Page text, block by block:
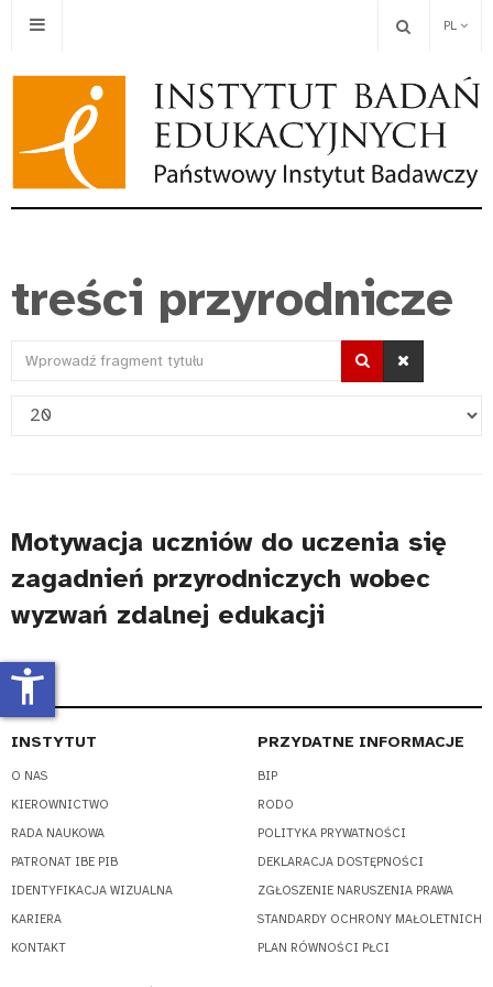
PL
treści przyrodnicze
Wprowadź
tytułu
Pokaż
Motywacja uczniów do uczenia się
zagadnień przyrodniczych wobec
wyzwań zdalnej edukacji
INSTYTUT
O NAS
KIEROWNICTWO
RADA NAUKOWA
PATRONAT IBE PIB
IDENTYFIKACJA WIZUALNA
KARIERA
KONTAKT
PRZYDATNE INFORMACJE
BIP
RODO
POLITYKA PRYWATNOŚCI
DEKLARACJA DOSTĘPNOŚCI
ZGŁOSZENIE NARUSZENIA PRAWA
STANDARDY OCHRONY MAŁOLETNICH
PLAN RÓWNOŚCI PŁCI
accessibility_new